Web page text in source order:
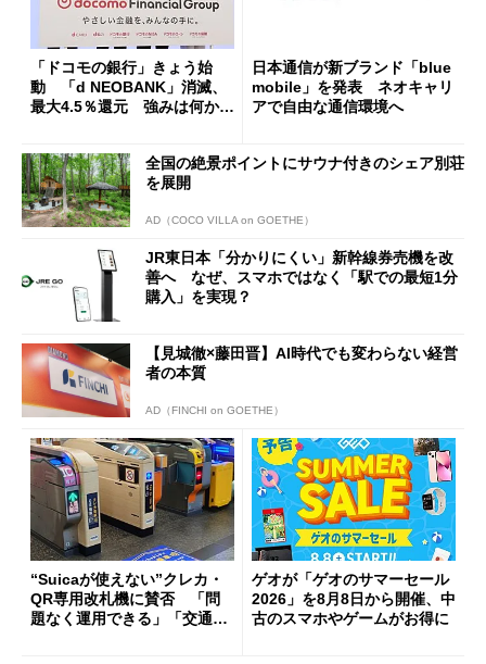
「ドコモの銀行」きょう始
動 「d NEOBANK」消滅、
最大4.5％還元 強みは何か解
日本通信が新ブランド「blue
mobile」を発表 ネオキャリ
アで自由な通信環境へ
全国の絶景ポイントにサウナ付きのシェア別荘
を展開
AD（COCO VILLA on GOETHE）
JR東日本「分かりにくい」新幹線券売機を改
善へ なぜ、スマホではなく「駅での最短1分
購入」を実現？
【見城徹×藤田晋】AI時代でも変わらない経営
者の本質
AD（FINCHI on GOETHE）
“Suicaが使えない”クレカ・
QR専用改札機に賛否 「問
題なく運用できる」「交通系I
ゲオが「ゲオのサマーセール
2026」を8月8日から開催、中
古のスマホやゲームがお得に